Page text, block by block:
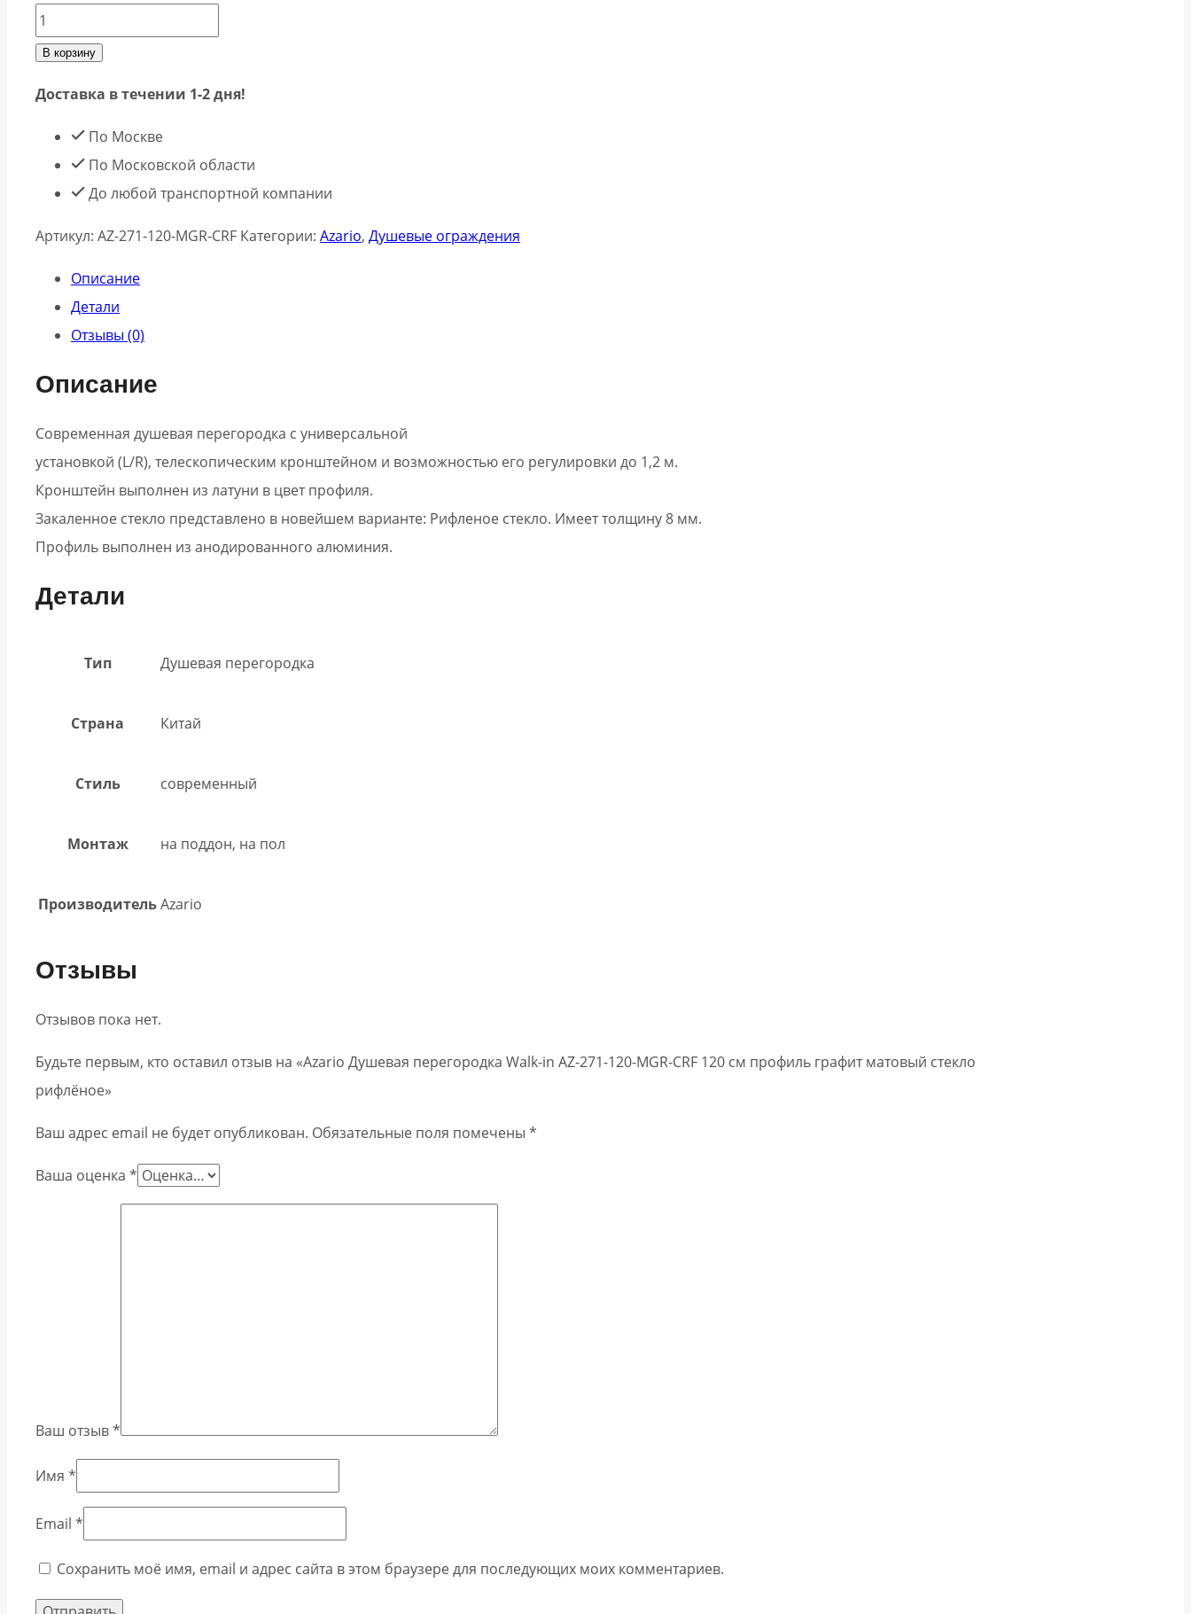
В корзину
Доставка в течении 1-2 дня!
По Москве
По Московской области
До любой транспортной компании
Артикул: AZ-271-120-MGR-CRF Категории: Azario, Душевые ограждения
Описание
Детали
Отзывы (0)
Описание
Современная душевая перегородка с универсальной
установкой (L/R), телескопическим кронштейном и возможностью его регулировки до 1,2 м.
Кронштейн выполнен из латуни в цвет профиля.
Закаленное стекло представлено в новейшем варианте: Рифленое стекло. Имеет толщину 8 мм.
Профиль выполнен из анодированного алюминия.
Детали
Тип Душевая перегородка
Страна Китай
Стиль современный
Монтаж на поддон, на пол
ПроизводительAzario
Отзывы
Отзывов пока нет.
Будьте первым, кто оставил отзыв на «Azario Душевая перегородка Walk-in AZ-271-120-MGR-CRF 120 см профиль графит матовый стекло
рифлёное»
Ваш адрес email не будет опубликован. Обязательные поля помечены *
Ваша оценка *
Ваш отзыв*
Имя *
Email *
Сохранить моё имя, email и адрес сайта в этом браузере для последующих моих комментариев.